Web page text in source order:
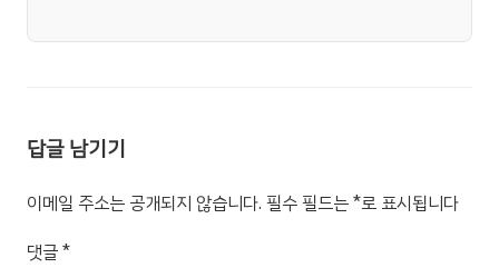
답글 남기기
이메일 주소는 공개되지 않습니다. 필수 필드는*로 표시됩니다
댓글*